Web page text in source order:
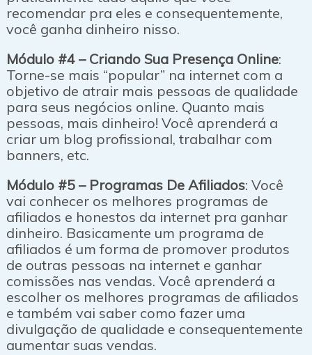
recomendar pra eles e consequentemente,
você ganha dinheiro nisso.
Módulo #4 – Criando Sua Presença Online:
Torne-se mais “popular” na internet com a
objetivo de atrair mais pessoas de qualidade
para seus negócios online. Quanto mais
pessoas, mais dinheiro! Você aprenderá a
criar um blog profissional, trabalhar com
banners, etc.
Módulo #5 – Programas De Afiliados: Você
vai conhecer os melhores programas de
afiliados e honestos da internet pra ganhar
dinheiro. Basicamente um programa de
afiliados é um forma de promover produtos
de outras pessoas na internet e ganhar
comissões nas vendas. Você aprenderá a
escolher os melhores programas de afiliados
e também vai saber como fazer uma
divulgação de qualidade e consequentemente
aumentar suas vendas.